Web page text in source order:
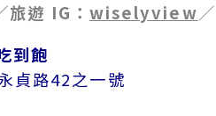
旅遊 IG： wiselyview／
到飽
貞路42之一號